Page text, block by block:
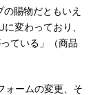
賜物だともいえ
変わっており、
ている」（商品
ォームの変更、そ